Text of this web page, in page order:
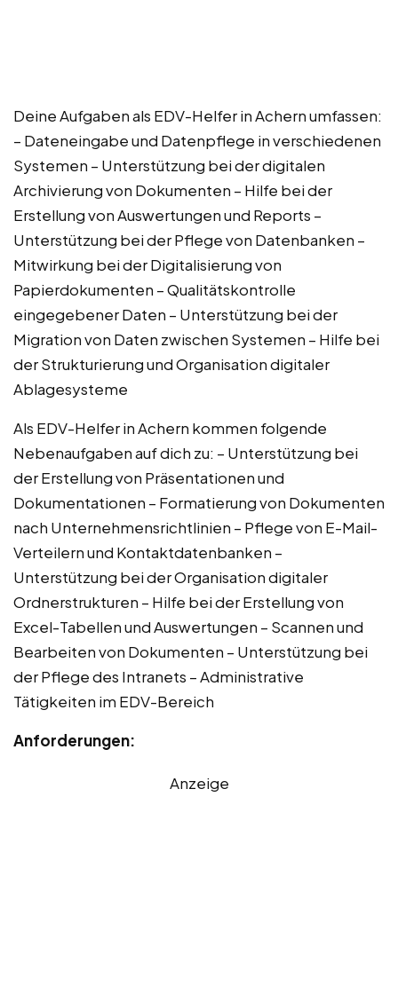
Deine Aufgaben als EDV-Helfer in Achern umfassen:
– Dateneingabe und Datenpflege in verschiedenen
Systemen – Unterstützung bei der digitalen
Archivierung von Dokumenten – Hilfe bei der
Erstellung von Auswertungen und Reports –
Unterstützung bei der Pflege von Datenbanken –
Mitwirkung bei der Digitalisierung von
Papierdokumenten – Qualitätskontrolle
eingegebener Daten – Unterstützung bei der
Migration von Daten zwischen Systemen – Hilfe bei
der Strukturierung und Organisation digitaler
Ablagesysteme
Als EDV-Helfer in Achern kommen folgende
Nebenaufgaben auf dich zu: – Unterstützung bei
der Erstellung von Präsentationen und
Dokumentationen – Formatierung von Dokumenten
nach Unternehmensrichtlinien – Pflege von E-Mail-
Verteilern und Kontaktdatenbanken –
Unterstützung bei der Organisation digitaler
Ordnerstrukturen – Hilfe bei der Erstellung von
Excel-Tabellen und Auswertungen – Scannen und
Bearbeiten von Dokumenten – Unterstützung bei
der Pflege des Intranets – Administrative
Tätigkeiten im EDV-Bereich
Anforderungen:
Anzeige